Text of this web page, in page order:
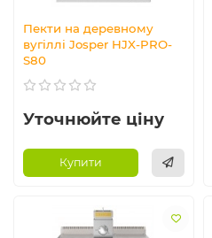
Пекти на деревному
вугіллі Josper HJX-PRO-
S80
Уточнюйте ціну
Купити